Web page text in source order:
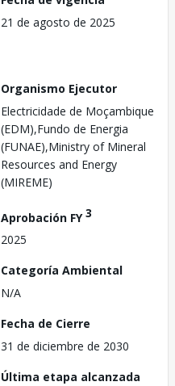
21 de agosto de 2025
Organismo Ejecutor
Electricidade de Moçambique
(EDM),Fundo de Energia
(FUNAE),Ministry of Mineral
Resources and Energy
(MIREME)
Aprobación FY3
2025
Categoría Ambiental
N/A
Fecha de Cierre
31 de diciembre de 2030
Última etapa alcanzada